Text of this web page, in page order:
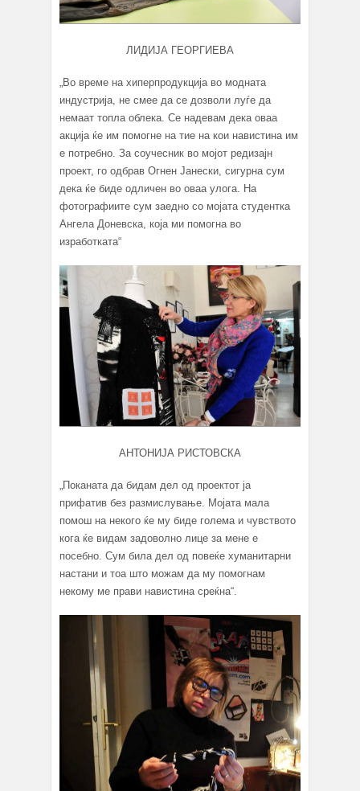
ЛИДИЈА ГЕОРГИЕВА
„Во време на хиперпродукција во модната
индустрија, не смее да се дозволи луѓе да
немаат топла облека. Се надевам дека оваа
акција ќе им помогне на тие на кои навистина им
е потребно. За соучесник во мојот редизајн
проект, го одбрав Огнен Јанески, сигурна сум
дека ќе биде одличен во оваа улога. На
фотографиите сум заедно со мојата студентка
Ангела Доневска, која ми помогна во
изработката“
АНТОНИЈА РИСТОВСКА
„Поканата да бидам дел од проектот ја
прифатив без размислување. Мојата мала
помош на некого ќе му биде голема и чувството
кога ќе видам задоволно лице за мене е
посебно. Сум била дел од повеќе хуманитарни
настани и тоа што можам да му помогнам
некому ме прави навистина среќна“.